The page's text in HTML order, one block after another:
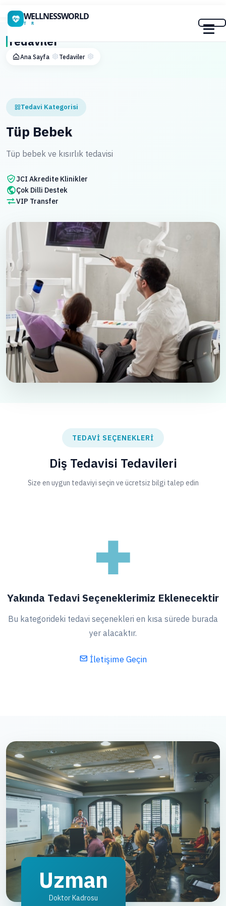
WELLNESSWORLD
T R
Tedaviler
Ana Sayfa Tedaviler
Tedavi Kategorisi
Tüp Bebek
Tüp bebek ve kısırlık tedavisi
JCI Akredite Klinikler
Çok Dilli Destek
VIP Transfer
TEDAVI SEÇENEKLERI
Diş Tedavisi Tedavileri
Size en uygun tedaviyi seçin ve ücretsiz bilgi talep edin
Yakında Tedavi Seçeneklerimiz Eklenecektir
Bu kategorideki tedavi seçenekleri en kısa sürede burada
yer alacaktır.
İletişime Geçin
Uzman
Doktor Kadrosu